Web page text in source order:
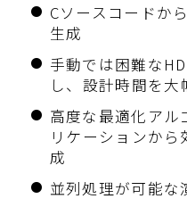
Cソースコードか
生成
手動では困難な
し、設計時間を大
高度な最適化アル
リケーションか
成
並列処理が可能な